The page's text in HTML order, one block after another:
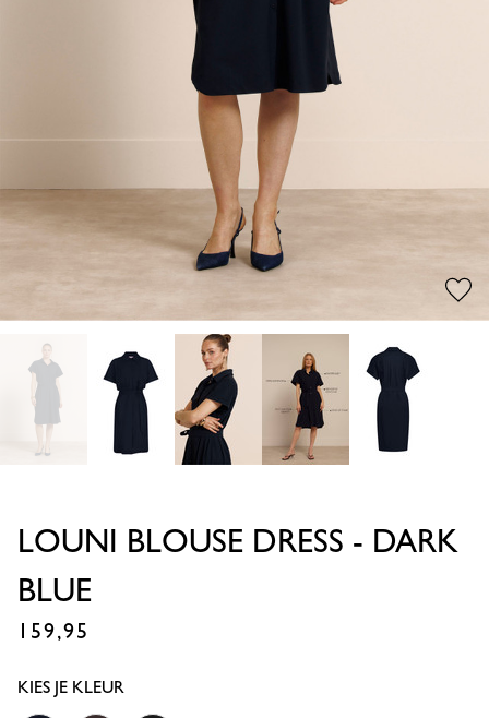
LOUNI BLOUSE DRESS - DARK
BLUE
159,95
KIES JE KLEUR